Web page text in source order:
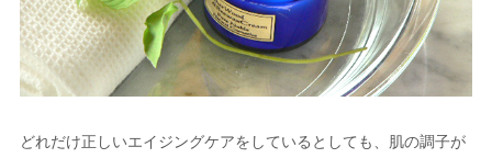
どれだけ正しいエイジングケアをしているとしても、肌の調子が